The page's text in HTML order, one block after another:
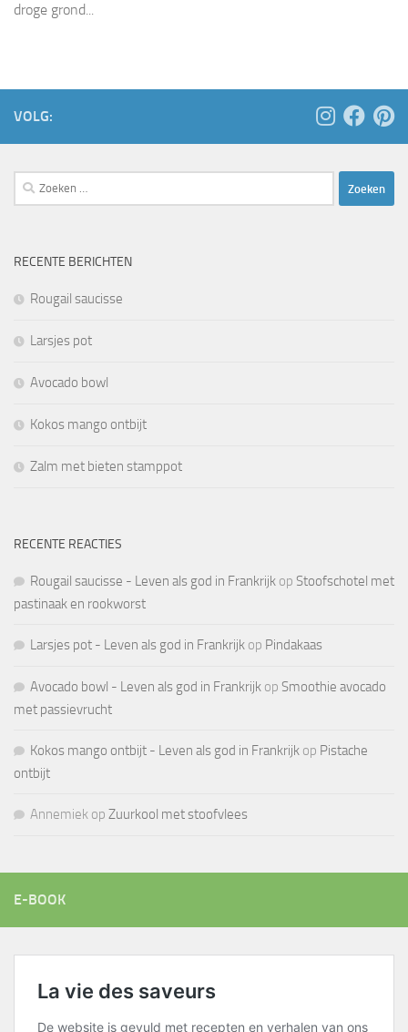
droge grond...
VOLG:
Zoeken
naar:
RECENTE BERICHTEN
Rougail saucisse
Larsjes pot
Avocado bowl
Kokos mango ontbijt
Zalm met bieten stamppot
RECENTE REACTIES
Rougail saucisse - Leven als god in Frankrijk op Stoofschotel met
pastinaak en rookworst
Larsjes pot - Leven als god in Frankrijk op Pindakaas
Avocado bowl - Leven als god in Frankrijk op Smoothie avocado
met passievrucht
Kokos mango ontbijt - Leven als god in Frankrijk op Pistache
ontbijt
Annemiek op Zuurkool met stoofvlees
E-BOOK